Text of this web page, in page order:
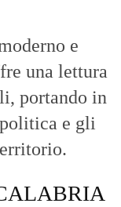
e
una lettura
portando in
e gli